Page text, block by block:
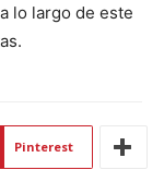
lo largo de este
Pinterest